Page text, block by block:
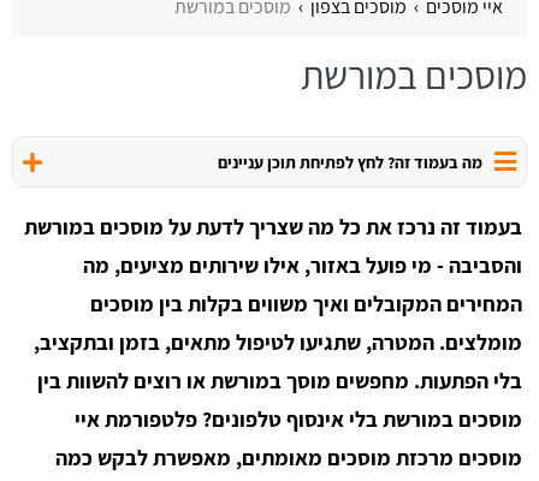
איי מוסכים מוסכים בצפון מוסכים במורשת
מוסכים במורשת
מה בעמוד זה? לחץ לפתיחת תוכן עניינים
בעמוד זה נרכז את כל מה שצריך לדעת על מוסכים במורשת
והסביבה - מי פועל באזור, אילו שירותים מציעים, מה
המחירים המקובלים ואיך משווים בקלות בין מוסכים
מומלצים. המטרה, שתגיעו לטיפול מתאים, בזמן ובתקציב,
בלי הפתעות. מחפשים מוסך במורשת או רוצים להשוות בין
מוסכים במורשת בלי אינסוף טלפונים? פלטפורמת איי
מוסכים מרכזת מוסכים מאומתים, מאפשרת לבקש כמה